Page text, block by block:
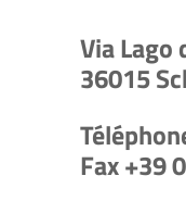
Via Lago
36015
Fax +39